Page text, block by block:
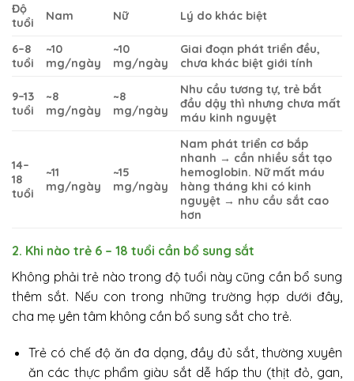
Độ
tuổi
Nam Nữ Lý do khác biệt
6–8
tuổi
~10
mg/ngày
~10
mg/ngày
Giai đoạn phát triển đều,
chưa khác biệt giới tính
9–13
tuổi
~8
mg/ngày
~8
mg/ngày
Nhu cầu tương tự, trẻ bắt
đầu dậy thì nhưng chưa mất
máu kinh nguyệt
14–
18
tuổi
~11
mg/ngày
~15
mg/ngày
Nam phát triển cơ bắp
nhanh → cần nhiều sắt tạo
hemoglobin. Nữ mất máu
hàng tháng khi có kinh
nguyệt → nhu cầu sắt cao
hơn
2. Khi nào trẻ 6 – 18 tuổi cần bổ sung sắt
Không phải trẻ nào trong độ tuổi này cũng cần bổ sung
thêm sắt. Nếu con trong những trường hợp dưới đây,
cha mẹ yên tâm không cần bổ sung sắt cho trẻ.
Trẻ có chế độ ăn đa dạng, đầy đủ sắt, thường xuyên
ăn các thực phẩm giàu sắt dễ hấp thu (thịt đỏ, gan,